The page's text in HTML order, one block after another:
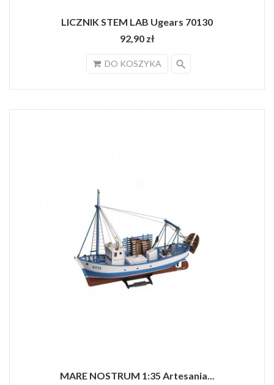
LICZNIK STEM LAB Ugears 70130
92,90 zł
DO KOSZYKA search
MARE NOSTRUM 1:35 Artesania...